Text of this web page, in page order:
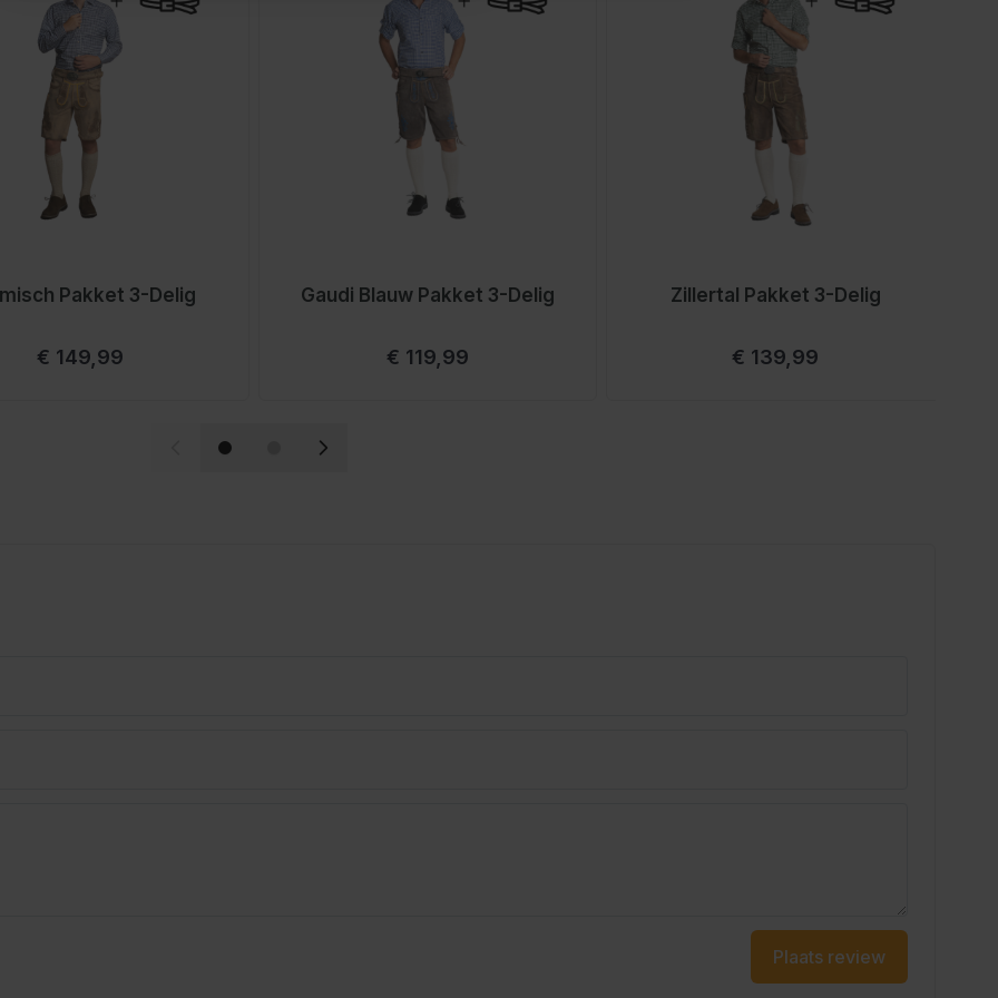
schoonmaakmiddelen
drogen op een koele
De riem zorgt
dragen. Daarnaast
Pakket 3-Delig
Vanaf
€ 149,99
Gaudi Blauw Pakket 3-Delig
Vanaf
€ 119,99
Zillertal Pakket 3-Delig
Vanaf
€ 139,99
Plaats review